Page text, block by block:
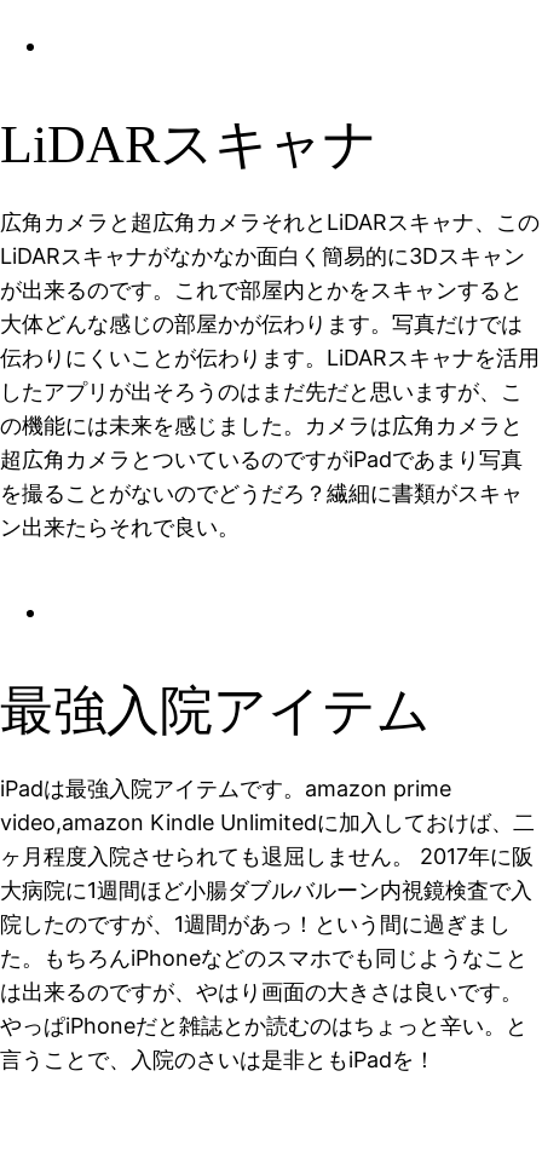
LiDARスキャナ
広角カメラと超広角カメラそれとLiDARスキャナ、この
LiDARスキャナがなかなか面白く簡易的に3Dスキャン
が出来るのです。これで部屋内とかをスキャンすると
大体どんな感じの部屋かが伝わります。写真だけでは
伝わりにくいことが伝わります。LiDARスキャナを活用
したアプリが出そろうのはまだ先だと思いますが、こ
の機能には未来を感じました。カメラは広角カメラと
超広角カメラとついているのですがiPadであまり写真
を撮ることがないのでどうだろ？繊細に書類がスキャ
ン出来たらそれで良い。
最強入院アイテム
iPadは最強入院アイテムです。amazon prime
video,amazon Kindle Unlimitedに加入しておけば、二
ヶ月程度入院させられても退屈しません。 2017年に阪
大病院に1週間ほど小腸ダブルバルーン内視鏡検査で入
院したのですが、1週間があっ！という間に過ぎまし
た。もちろんiPhoneなどのスマホでも同じようなこと
は出来るのですが、やはり画面の大きさは良いです。
やっぱiPhoneだと雑誌とか読むのはちょっと辛い。と
言うことで、入院のさいは是非ともiPadを！